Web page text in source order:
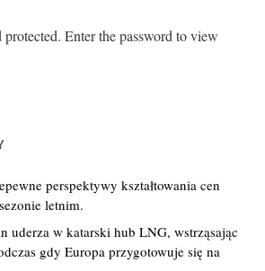
Enter the password to view
perspektywy kształtowania cen
letnim.
uderza w katarski hub LNG, wstrząsając
gdy Europa przygotowuje się na